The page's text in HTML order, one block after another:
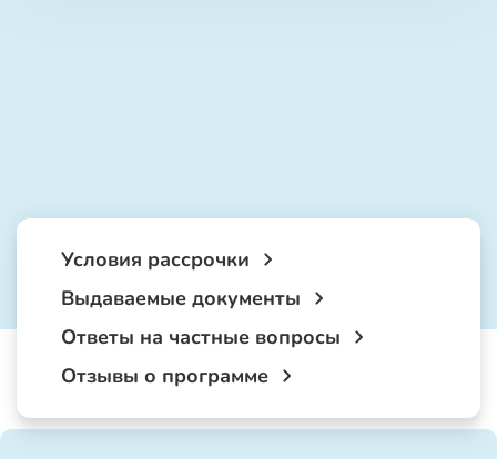
Условия рассрочки
Выдаваемые документы
Ответы на частные вопросы
Отзывы о программе